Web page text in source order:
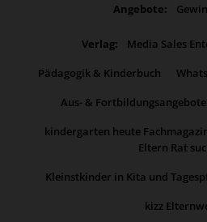
Angebote:
Verlag:
Media Sales
Pädagogik & Kinderbuch
Aus- &
kindergarten heute
Eltern Rat
Kleinstkinder in Kita und
kizz